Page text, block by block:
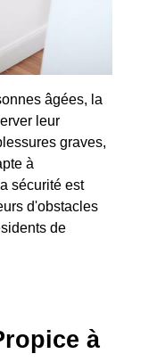
âgées, la
leur
graves,
à
sécurité est
d'obstacles
de
à